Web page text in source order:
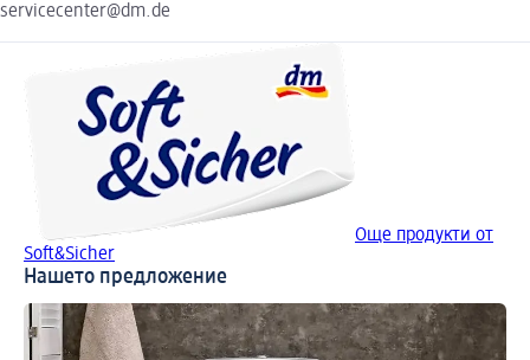
servicecenter@dm.de
Още продукти от
Soft&Sicher
Нашето предложение